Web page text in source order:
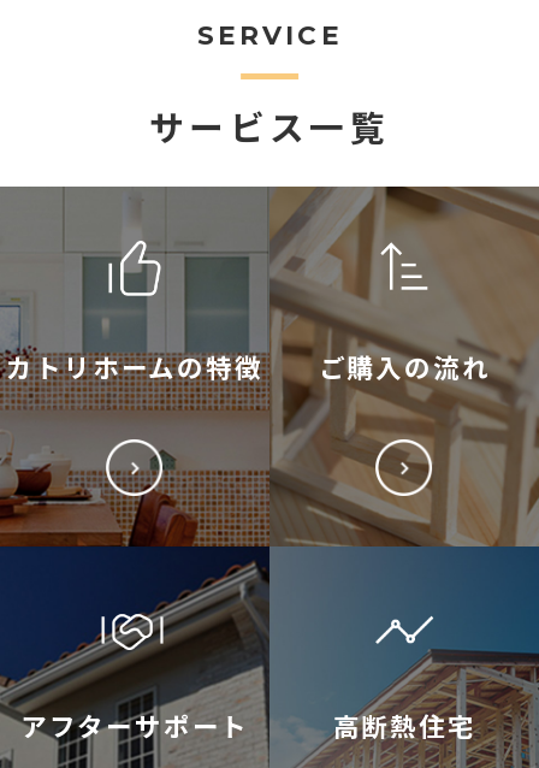
SERVICE
サービス一覧
カトリホームの特徴 ご購入の流れ
アフターサポート 高断熱住宅